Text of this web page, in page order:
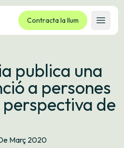
Contracta la llum
Obrir
publica una
a persones
de
Març 2020